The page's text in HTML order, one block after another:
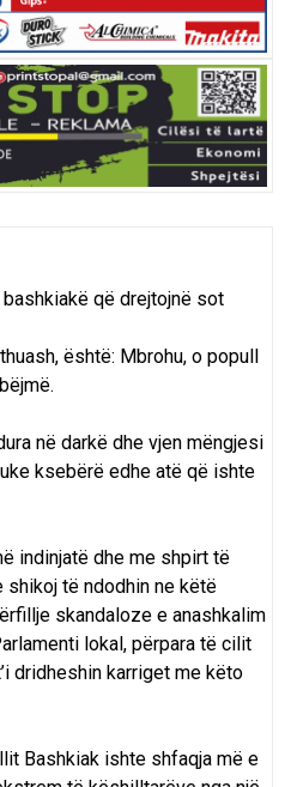
që drejtojnë sot
është: Mbrohu, o popull
në darkë dhe vjen mëngjesi
ksebërë edhe atë që ishte
indinjatë dhe me shpirt të
shikoj të ndodhin ne këtë
skandaloze e anashkalim
lokal, përpara të cilit
dridheshin karriget me këto
Bashkiak ishte shfaqja më e